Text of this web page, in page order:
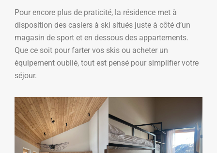
Pour encore plus de praticité, la résidence met à
disposition des casiers à ski situés juste à côté d’un
magasin de sport et en dessous des appartements.
Que ce soit pour farter vos skis ou acheter un
équipement oublié, tout est pensé pour simplifier votre
séjour.